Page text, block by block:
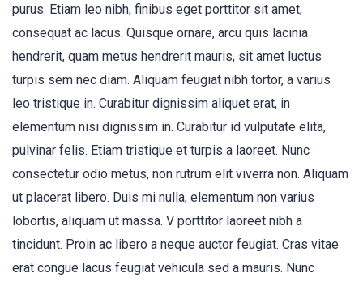
purus. Etiam leo nibh, finibus eget porttitor sit amet,
consequat ac lacus. Quisque ornare, arcu quis lacinia
hendrerit, quam metus hendrerit mauris, sit amet luctus
turpis sem nec diam. Aliquam feugiat nibh tortor, a varius
leo tristique in. Curabitur dignissim aliquet erat, in
elementum nisi dignissim in. Curabitur id vulputate elita,
pulvinar felis. Etiam tristique et turpis a laoreet. Nunc
consectetur odio metus, non rutrum elit viverra non. Aliquam
ut placerat libero. Duis mi nulla, elementum non varius
lobortis, aliquam ut massa. V porttitor laoreet nibh a
tincidunt. Proin ac libero a neque auctor feugiat. Cras vitae
erat congue lacus feugiat vehicula sed a mauris. Nunc